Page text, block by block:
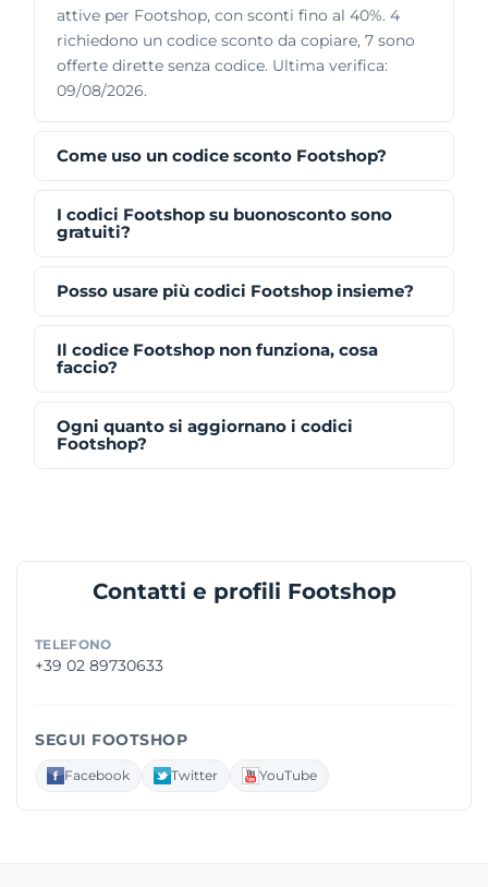
attive per Footshop, con sconti fino al 40%. 4
richiedono un codice sconto da copiare, 7 sono
offerte dirette senza codice. Ultima verifica:
09/08/2026.
Come uso un codice sconto Footshop?
I codici Footshop su buonosconto sono
gratuiti?
Posso usare più codici Footshop insieme?
Il codice Footshop non funziona, cosa
faccio?
Ogni quanto si aggiornano i codici
Footshop?
Contatti e profili Footshop
TELEFONO
+39 02 89730633
SEGUI FOOTSHOP
Facebook Twitter YouTube